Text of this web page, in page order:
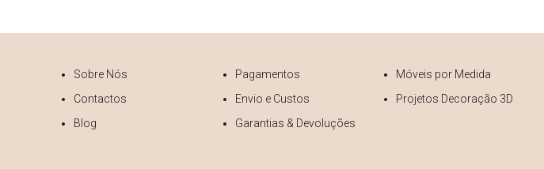
Sobre Nós
Contactos
Blog
Pagamentos
Envio e Custos
Garantias & Devoluções
Móveis por Medida
Projetos Decoração 3D